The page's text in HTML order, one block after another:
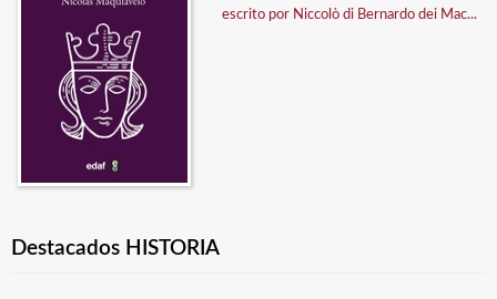
escrito por Niccolò di Bernardo dei Mac...
Destacados HISTORIA